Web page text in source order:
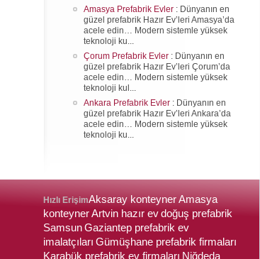
Amasya Prefabrik Evler : Dünyanın en
güzel prefabrik Hazır Ev’leri Amasya’da
acele edin… Modern sistemle yüksek
teknoloji ku...
Çorum Prefabrik Evler : Dünyanın en
güzel prefabrik Hazır Ev’leri Çorum’da
acele edin… Modern sistemle yüksek
teknoloji kul...
Ankara Prefabrik Evler : Dünyanın en
güzel prefabrik Hazır Ev’leri Ankara’da
acele edin… Modern sistemle yüksek
teknoloji ku...
Hızlı ErişimAksaray konteynerAmasya
konteynerArtvin hazır evdoğuş prefabrik
SamsunGaziantep prefabrik ev
imalatçıları Gümüşhane prefabrik firmaları
Karabük prefabrik ev firmaları Niğdeda